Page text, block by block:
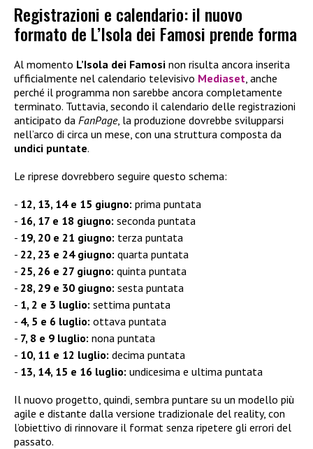
Registrazioni e calendario: il nuovo
formato de L’Isola dei Famosi prende forma
Al momento L’Isola dei Famosi non risulta ancora inserita
ufficialmente nel calendario televisivo Mediaset , anche
perché il programma non sarebbe ancora completamente
terminato. Tuttavia, secondo il calendario delle registrazioni
anticipato da FanPage, la produzione dovrebbe svilupparsi
nell’arco di circa un mese, con una struttura composta da
undici puntate.
Le riprese dovrebbero seguire questo schema:
12, 13, 14 e 15 giugno: prima puntata
16, 17 e 18 giugno: seconda puntata
19, 20 e 21 giugno: terza puntata
22, 23 e 24 giugno: quarta puntata
25, 26 e 27 giugno: quinta puntata
28, 29 e 30 giugno: sesta puntata
1, 2 e 3 luglio: settima puntata
4, 5 e 6 luglio: ottava puntata
7, 8 e 9 luglio: nona puntata
10, 11 e 12 luglio: decima puntata
13, 14, 15 e 16 luglio: undicesima e ultima puntata
Il nuovo progetto, quindi, sembra puntare su un modello più
agile e distante dalla versione tradizionale del reality, con
l’obiettivo di rinnovare il format senza ripetere gli errori del
passato.